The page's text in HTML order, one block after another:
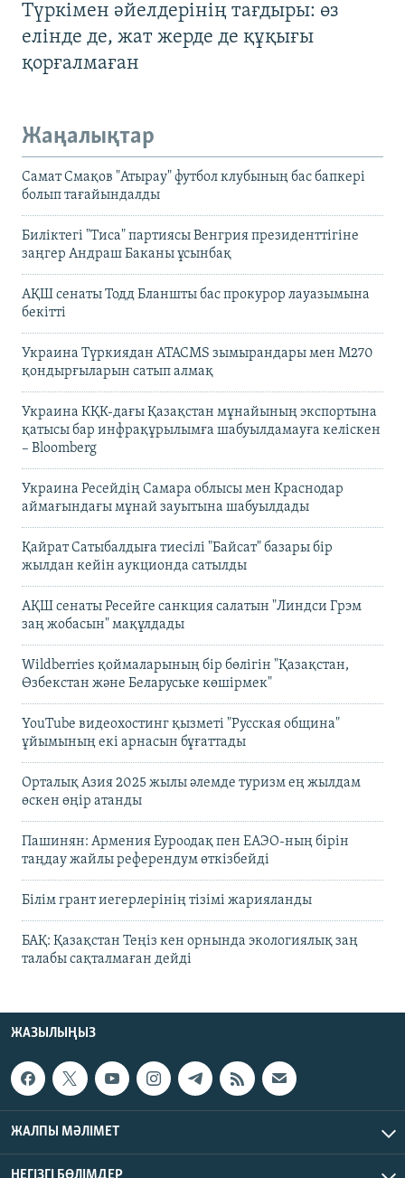
Түркімен әйелдерінің тағдыры: өз
елінде де, жат жерде де құқығы
қорғалмаған
Жаңалықтар
Самат Смақов "Атырау" футбол клубының бас бапкері
болып тағайындалды
Биліктегі "Тиса" партиясы Венгрия президенттігіне
заңгер Андраш Баканы ұсынбақ
АҚШ сенаты Тодд Бланшты бас прокурор лауазымына
бекітті
Украина Түркиядан ATACMS зымырандары мен M270
қондырғыларын сатып алмақ
Украина КҚК-дағы Қазақстан мұнайының экспортына
қатысы бар инфрақұрылымға шабуылдамауға келіскен
– Bloomberg
Украина Ресейдің Самара облысы мен Краснодар
аймағындағы мұнай зауытына шабуылдады
Қайрат Сатыбалдыға тиесілі "Байсат" базары бір
жылдан кейін аукционда сатылды
АҚШ сенаты Ресейге санкция салатын "Линдси Грэм
заң жобасын" мақұлдады
Wildberries қоймаларының бір бөлігін "Қазақстан,
Өзбекстан және Беларуське көшірмек"
YouTube видеохостинг қызметі "Русская община"
ұйымының екі арнасын бұғаттады
Орталық Азия 2025 жылы әлемде туризм ең жылдам
өскен өңір атанды
Пашинян: Армения Еуроодақ пен ЕАЭО-ның бірін
таңдау жайлы референдум өткізбейді
Білім грант иегерлерінің тізімі жарияланды
БАҚ: Қазақстан Теңіз кен орнында экологиялық заң
талабы сақталмаған дейді
ЖАЗЫЛЫҢЫЗ
ЖАЛПЫ МӘЛІМЕТ